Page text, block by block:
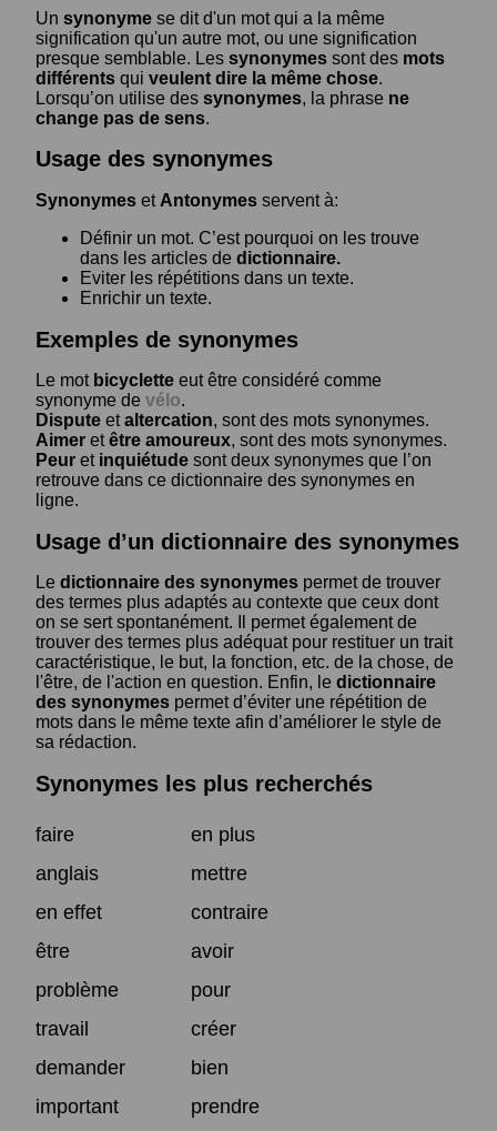
Un synonyme se dit d'un mot qui a la même
signification qu'un autre mot, ou une signification
presque semblable. Les synonymes sont des mots
différents qui veulent dire la même chose.
Lorsqu’on utilise des synonymes, la phrase ne
change pas de sens.
Usage des synonymes
Synonymes et Antonymes servent à:
Définir un mot. C’est pourquoi on les trouve
dans les articles de dictionnaire.
Eviter les répétitions dans un texte.
Enrichir un texte.
Exemples de synonymes
Le mot bicyclette eut être considéré comme
synonyme de vélo.
Dispute etaltercation, sont des mots synonymes.
Aimer etêtre amoureux, sont des mots synonymes.
Peur et inquiétude sont deux synonymes que l’on
retrouve dans ce dictionnaire des synonymes en
ligne.
Usage d’un dictionnaire des synonymes
Le dictionnaire des synonymes permet de trouver
des termes plus adaptés au contexte que ceux dont
on se sert spontanément. Il permet également de
trouver des termes plus adéquat pour restituer un trait
caractéristique, le but, la fonction, etc. de la chose, de
l'être, de l'action en question. Enfin, le dictionnaire
des synonymes permet d’éviter une répétition de
mots dans le même texte afin d’améliorer le style de
sa rédaction.
Synonymes les plus recherchés
faire
en plus
anglais
mettre
en effet
contraire
être
avoir
problème
pour
travail
créer
demander
bien
important
prendre